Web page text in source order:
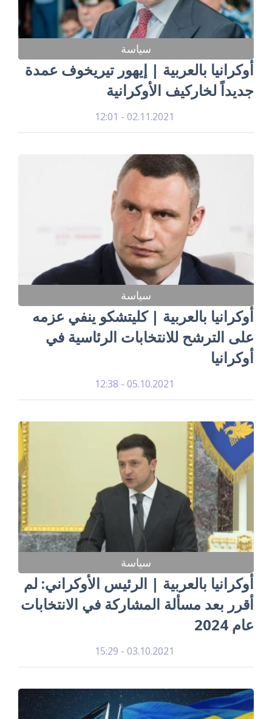
سياسة
أوكرانيا بالعربية | إيهور تيريخوف عمدة
جديداً لخاركيف الأوكرانية
02.11.2021 - 12:01
سياسة
أوكرانيا بالعربية | كليتشكو ينفي عزمه
على الترشح للانتخابات الرئاسية في
أوكرانيا
05.10.2021 - 12:38
سياسة
أوكرانيا بالعربية | الرئيس الأوكراني: لم
أقرر بعد مسألة المشاركة في الانتخابات
عام 2024
03.10.2021 - 15:29